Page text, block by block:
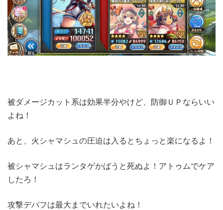
被ダメージカット系は効果半分やけど、防御ＵＰならいい
よね！
あと、火シャマシュの圧迫は入るとちょっと楽になるよ！
被シャマシュはランタゲかばうと死ぬよ！アトゥムでケア
したろ！
攻撃デバフは最大までいれたいよね！